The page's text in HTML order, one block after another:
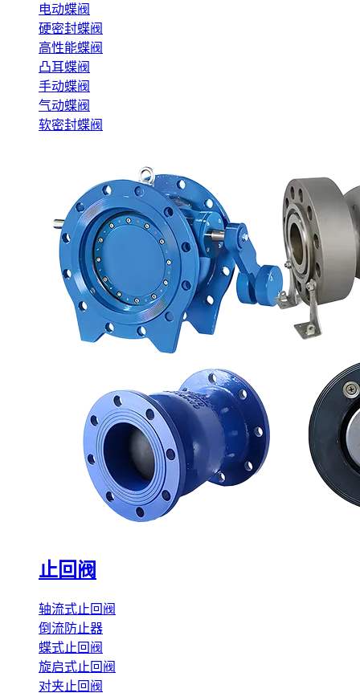
电动蝶阀
硬密封蝶阀
高性能蝶阀
凸耳蝶阀
手动蝶阀
气动蝶阀
软密封蝶阀
止回阀
轴流式止回阀
倒流防止器
蝶式止回阀
旋启式止回阀
对夹止回阀